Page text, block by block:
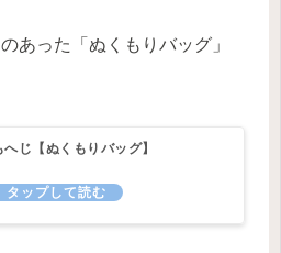
あった「ぬくもりバッグ」
へじ【ぬくもりバッグ】